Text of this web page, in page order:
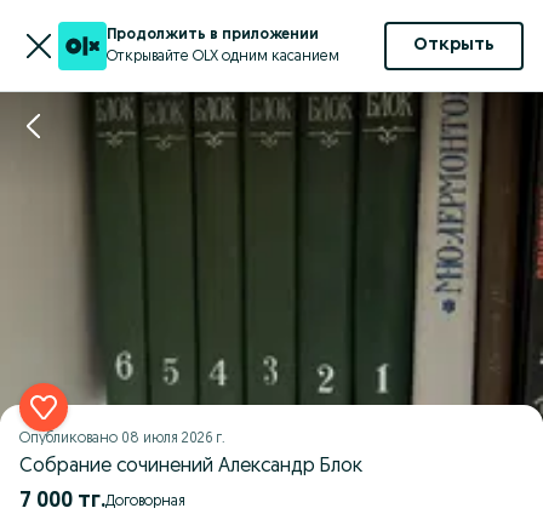
Продолжить в приложении
Открывайте OLX одним касанием
Открыть
Опубликовано 08 июля 2026 г.
Собрание сочинений Александр Блок
7 000 тг. Договорная